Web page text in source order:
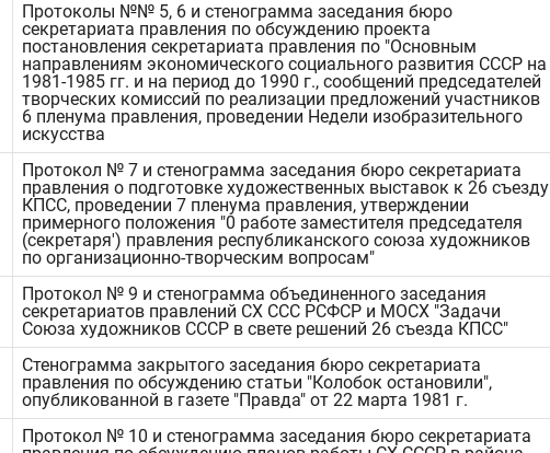
Протоколы №№ 5, 6 и стенограмма заседания бюро
секретариата правления по обсуждению проекта
постановления секретариата правления по "Основным
направлениям экономического социального развития СССР на
1981-1985 гг. и на период до 1990 г., сообщений председателей
творческих комиссий по реализации предложений участников
6 пленума правления, проведении Недели изобразительного
искусства
Протокол № 7 и стенограмма заседания бюро секретариата
правления о подготовке художественных выставок к 26 съезду
КПСС, проведении 7 пленума правления, утверждении
примерного положения "0 работе заместителя председателя
(секретаря') правления республиканского союза художников
по организационно-творческим вопросам"
Протокол № 9 и стенограмма объединенного заседания
секретариатов правлений СХ ССС РСФСР и МОСХ "Задачи
Союза художников СССР в свете решений 26 съезда КПСС"
Стенограмма закрытого заседания бюро секретариата
правления по обсуждению статьи "Колобок остановили",
опубликованной в газете "Правда" от 22 марта 1981 г.
Протокол № 10 и стенограмма заседания бюро секретариата